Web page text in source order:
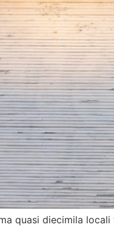
ma quasi diecimila